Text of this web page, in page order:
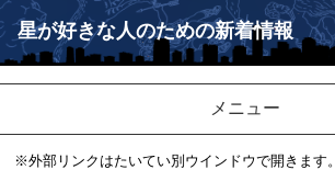
星が好きな人のための新着情報
メニュー
※外部リンクはたいてい別ウインドウで開きます。